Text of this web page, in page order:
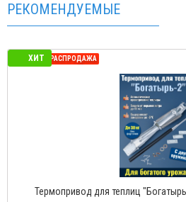
РЕКОМЕНДУЕМЫЕ
ХИТ
СЕЗОННАЯ РАСПРОДАЖА
Термопривод для теплиц